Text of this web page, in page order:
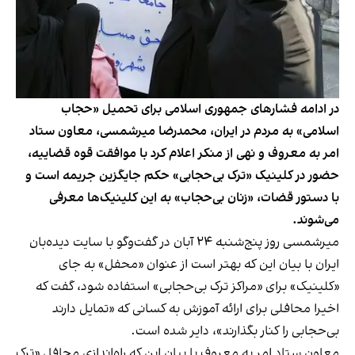
در ادامه فشارهای جمهوری اسلامی برای تحمیل «حجاب
اسلامی» به مردم در ایران، محمدرضا میرشمسی، معاون ستاد
امر به معروف و نهی از منکر اعلام کرد با موافقت قوه قضاییه،
حضور در کلینیک «ترک بی‌حجابی» حکم جایگزین جریمه است و
با دستور قضات، «زنان بی‌حجاب» به این کلینیک‌ها معرفی
می‌شوند.
میرشمسی روز پنج‌شنبه ۲۴ آبان در گفت‌وگو با سایت دیده‌بان
ایران با بیان این که بهتر است از عنوان «محفل» به جای
«کلینیک» برای «مراکز ترک بی‌حجابی» استفاده شود، گفت که
اخیرا محافلی برای ارائه آموزش به کسانی که «تمایل دارند
بی‌حجابی را کنار بگذارند»، دایر شده است.